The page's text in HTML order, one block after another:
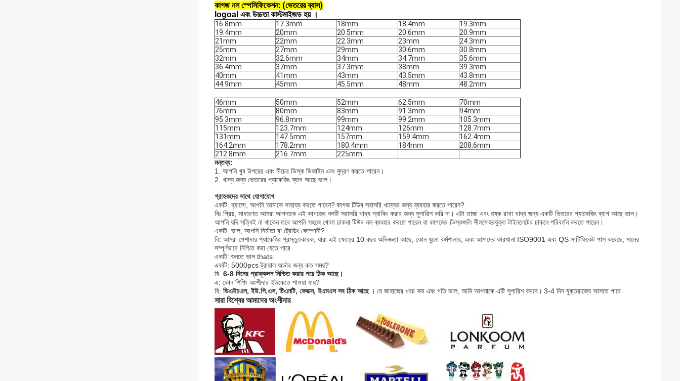
কাগজ নল স্পেসিফিকেশন: (ভেতরের ব্যাস)
logoal এবং উচ্চতা কাস্টমাইজড হয়।
16.8mm 17.3mm 18mm 18.4mm
19.3mm
19.4mm
20mm 20.5mm 20.6mm
20.9mm
21mm
22mm 22.3mm 23mm
24.3mm
25mm
27mm 29mm 30.6mm
30.8mm
32mm
32.6mm 34mm 34.7mm
35.6mm
36.4mm
37mm 37.3mm 38mm
39.3mm
40mm
41mm 43mm 43.5mm
43.8mm
44.9mm
45mm 45.5mm 48mm 48.2mm
46mm 50mm 52mm 62.5mm
70mm
76mm
80mm 83mm 91.3mm
94mm
95.3mm
96.8mm 99mm 99.2mm
105.3mm
115mm
123.7mm 124mm 126mm
128.7mm
131mm
147.5mm 157mm 159.4mm
162.4mm
164.2mm
178.2mm 180.4mm 184mm
208.6mm
212.8mm
216.7mm
225mm
মন্তব্য:
1. আপনি খুব উপরের এবং নীচের ডিস্ক ডিজাইন এবং মুদ্রণ করতে পারেন।
2. খাদ্য জন্য ভেতরের প্যাকেজিং ব্যাগ আছে ভাল।
গ্রাহকদের সাথে যোগাযোগ
একটি: হ্যালো, আপনি আমাকে সাহায্য করতে পারেন?কাগজ টিউব সরাসরি খাদ্যের জন্য ব্যবহার করতে পারেন?
বিঃ প্রিয়, সাধারণত আমরা আপনাকে এই কাগজের নলটি সরাসরি খাদ্য প্যাকিং করার জন্য সুপারিশ করি না। এটা তাজা এবং শুষ্ক রাখা খাদ্য জন্য একটি ভিতরের প্যাকেজিং ব্যাগ আছে ভাল।
আপনি যদি সত্যিই না থাকেন তবে আপনি সহজে খোলা ঢাকনা টিউব নল ব্যবহার করতে পারেন বা কাগজের ডিস্কগুলি সীলমোহরযুক্ত টাইনলেটের ঢাকনে পরিবর্তন করতে পারেন।
একটি: ভাল, আপনি নির্মাতা বা ট্রেডিং কোম্পানী?
বি: আমরা পেশাদার প্যাকেজিং প্রস্তুতকারক, যারা এই ক্ষেত্রে 10 বছর অভিজ্ঞতা আছে, কোন ধুলো কর্মশালার, এবং আমাদের কারখানা ISO9001 এবং QS সার্টিফিকেট পাস করেছে, মানের
সম্পূর্ণভাবে নিশ্চিত করা যেতে পারে
একটি: শুনতে ভাল thats
একটি: 5000pcs ট্রায়াল অর্ডার জন্য কত সময়?
বি: 6-8 দিনের প্রাক্কলন নিশ্চিত করার পরে ঠিক আছে।
এ: কোন শিপিং অংশীদার ইউকেতে পাওয়া যায়?
বি: ডিএইচএল, ইউ.পি.এস, টিএনটি, ফেডক্স, ইএমএস সব ঠিক আছে। যে জাহাজের খরচ কম এবং গতি ভাল, আমি আপনাকে এটি সুপারিশ করবে। 3-4 দিন যুক্তরাজ্যে আসতে পারে
সারা বিশ্বের আমাদের অংশীদার